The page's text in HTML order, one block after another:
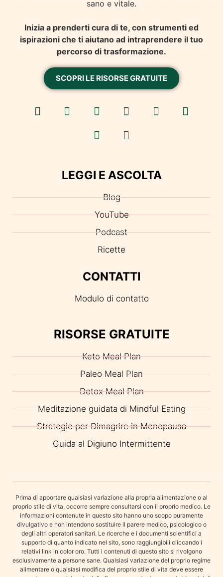
sano e vitale.
Inizia a prenderti cura di te, con strumenti ed
ispirazioni che ti aiutano ad intraprendere il tuo
percorso di trasformazione.
SCOPRI LE RISORSE GRATUITE
LEGGI E ASCOLTA
Blog
YouTube
Podcast
Ricette
CONTATTI
Modulo di contatto
RISORSE GRATUITE
Keto Meal Plan
Paleo Meal Plan
Detox Meal Plan
Meditazione guidata di Mindful Eating
Strategie per Dimagrire in Menopausa
Guida al Digiuno Intermittente
Prima di apportare qualsiasi variazione alla propria alimentazione o al
proprio stile di vita, occorre sempre consultarsi con il proprio medico. Le
informazioni contenute in questo sito hanno uno scopo puramente
divulgativo e non intendono sostituire il parere medico, psicologico o
degli altri operatori sanitari. Le ricerche e i documenti scientifici a
supporto di quanto indicato nel sito, sono raggiungibili cliccando i
relativi link in color oro. Tutti i contenuti di questo sito si rivolgono
esclusivamente a persone sane. Qualsiasi variazione del proprio regime
alimentare o qualsiasi modifica del proprio stile di vita deve essere